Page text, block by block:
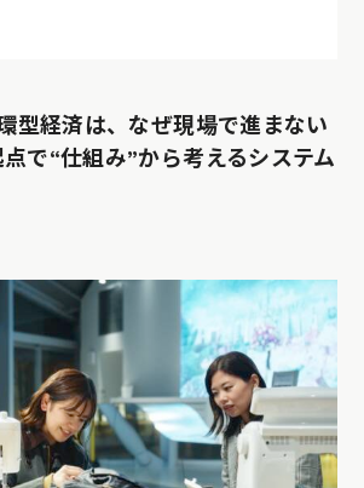
型経済は、なぜ現場で進まない
で“仕組み”から考えるシステム